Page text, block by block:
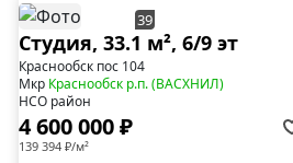
39
Студия, 33.1 м², 6/9 эт
Краснообск пос 104
Мкр Краснообск р.п. (ВАСХНИЛ)
НСО район
4 600 000 ₽
139 394 ₽/м²